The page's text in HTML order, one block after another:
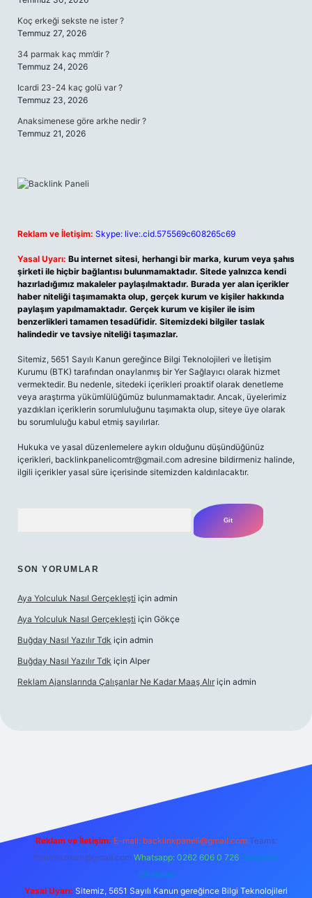
Koç erkeği sekste ne ister ?
Temmuz 27, 2026
34 parmak kaç mm’dir ?
Temmuz 24, 2026
Icardi 23-24 kaç golü var ?
Temmuz 23, 2026
Anaksimenese göre arkhe nedir ?
Temmuz 21, 2026
Reklam ve İletişim: Skype: live:.cid.575569c608265c69
Yasal Uyarı: Bu internet sitesi, herhangi bir marka, kurum veya şahıs
şirketi ile hiçbir bağlantısı bulunmamaktadır. Sitede yalnızca kendi
hazırladığımız makaleler paylaşılmaktadır. Burada yer alan içerikler
haber niteliği taşımamakta olup, gerçek kurum ve kişiler hakkında
paylaşım yapılmamaktadır. Gerçek kurum ve kişiler ile isim
benzerlikleri tamamen tesadüfidir. Sitemizdeki bilgiler taslak
halindedir ve tavsiye niteliği taşımazlar.
Sitemiz, 5651 Sayılı Kanun gereğince Bilgi Teknolojileri ve İletişim
Kurumu (BTK) tarafından onaylanmış bir Yer Sağlayıcı olarak hizmet
vermektedir. Bu nedenle, sitedeki içerikleri proaktif olarak denetleme
veya araştırma yükümlülüğümüz bulunmamaktadır. Ancak, üyelerimiz
yazdıkları içeriklerin sorumluluğunu taşımakta olup, siteye üye olarak
bu sorumluluğu kabul etmiş sayılırlar.
Hukuka ve yasal düzenlemelere aykırı olduğunu düşündüğünüz
içerikleri, backlinkpanelicomtr@gmail.com adresine bildirmeniz halinde,
ilgili içerikler yasal süre içerisinde sitemizden kaldırılacaktır.
SON YORUMLAR
Aya Yolculuk Nasıl Gerçekleşti için admin
Aya Yolculuk Nasıl Gerçekleşti için Gökçe
Buğday Nasıl Yazılır Tdk için admin
Buğday Nasıl Yazılır Tdk için Alper
Reklam Ajanslarında Çalışanlar Ne Kadar Maaş Alır için admin
Reklam ve İletişim: E-mail: backlinkpaneli@gmail.com Teams:
forumhizmeti@gmail.com Whatsapp: 0262 606 0 726 Telegram:
@karabul
Yasal Uyarı: Sitemiz, 5651 Sayılı Kanun gereğince Bilgi Teknolojileri